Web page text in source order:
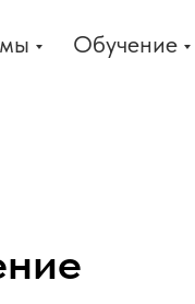
Обучение